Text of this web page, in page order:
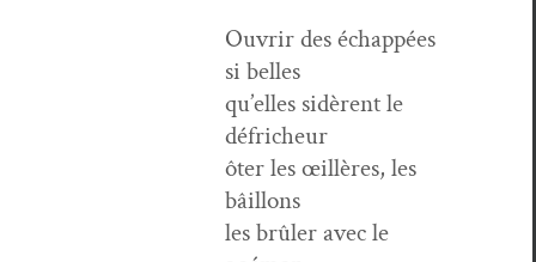
Ouvrir des échap­pées
si belles
qu’elles sidèrent le
défricheur
ôter les œil­lères, les
bâillons
les brûler avec le